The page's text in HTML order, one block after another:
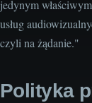
jedynym
usług
czyli na żądanie."
Polityka